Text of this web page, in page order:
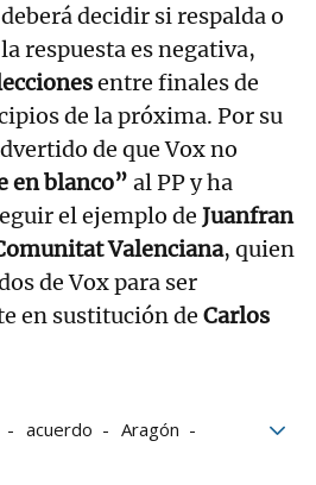
decidir si respalda o
respuesta es negativa,
entre finales de
de la próxima. Por su
de que Vox no
en blanco” al PP y ha
el ejemplo de Juanfran
Valenciana, quien
de Vox para ser
en sustitución de Carlos
acuerdo
Aragón